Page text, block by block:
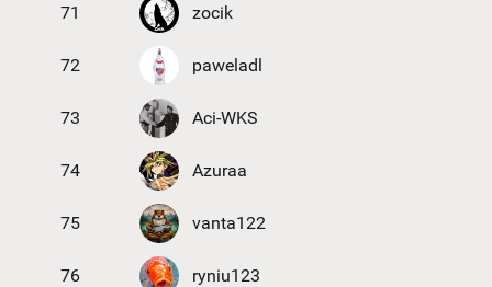
71 zocik
72 paweladl
73 Aci-WKS
74 Azuraa
75 vanta122
76 ryniu123